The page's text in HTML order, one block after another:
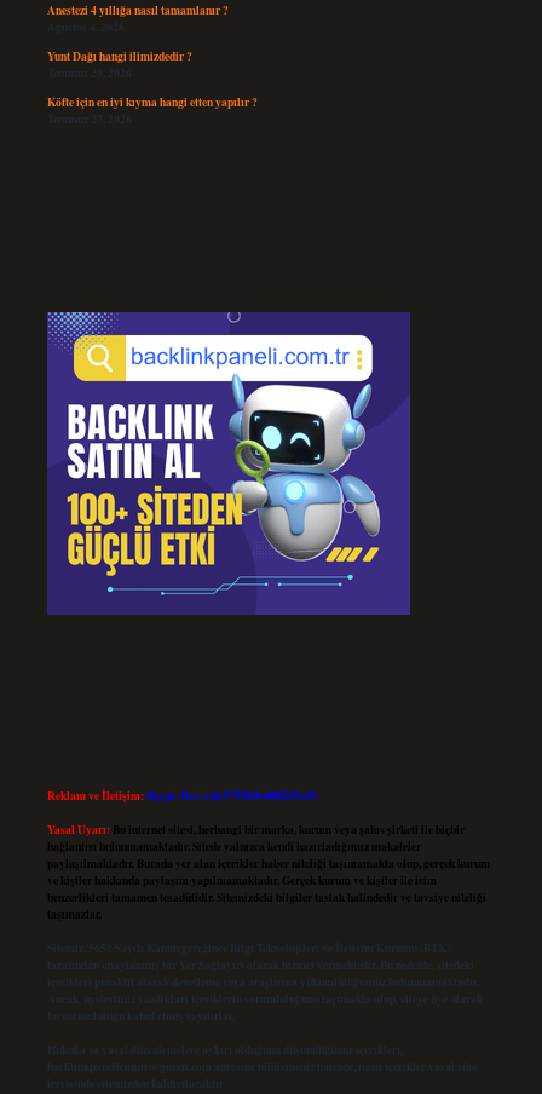
Anestezi 4 yıllığa nasıl tamamlanır ?
Ağustos 4, 2026
Yunt Dağı hangi ilimizdedir ?
Temmuz 29, 2026
Köfte için en iyi kıyma hangi etten yapılır ?
Temmuz 27, 2026
Reklam ve İletişim:Skype: live:.cid.575569c608265c69
Yasal Uyarı: Bu internet sitesi, herhangi bir marka, kurum veya şahıs şirketi ile hiçbir
bağlantısı bulunmamaktadır. Sitede yalnızca kendi hazırladığımız makaleler
paylaşılmaktadır. Burada yer alan içerikler haber niteliği taşımamakta olup, gerçek kurum
ve kişiler hakkında paylaşım yapılmamaktadır. Gerçek kurum ve kişiler ile isim
benzerlikleri tamamen tesadüfidir. Sitemizdeki bilgiler taslak halindedir ve tavsiye niteliği
taşımazlar.
Sitemiz, 5651 Sayılı Kanun gereğince Bilgi Teknolojileri ve İletişim Kurumu (BTK)
tarafından onaylanmış bir Yer Sağlayıcı olarak hizmet vermektedir. Bu nedenle, sitedeki
içerikleri proaktif olarak denetleme veya araştırma yükümlülüğümüz bulunmamaktadır.
Ancak, üyelerimiz yazdıkları içeriklerin sorumluluğunu taşımakta olup, siteye üye olarak
bu sorumluluğu kabul etmiş sayılırlar.
Hukuka ve yasal düzenlemelere aykırı olduğunu düşündüğünüz içerikleri,
backlinkpanelicomtr@gmail.com adresine bildirmeniz halinde, ilgili içerikler yasal süre
içerisinde sitemizden kaldırılacaktır.